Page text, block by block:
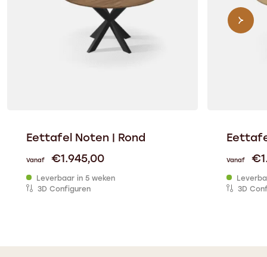
Eettafel Noten | Rond
Vanaf €1.945,00
Leverbaar in 5 weken
3D Configuren
Vanaf €
3D